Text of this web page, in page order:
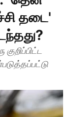
தடை'